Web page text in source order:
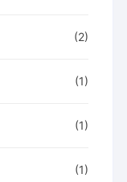
(2)
(1)
(1)
(1)